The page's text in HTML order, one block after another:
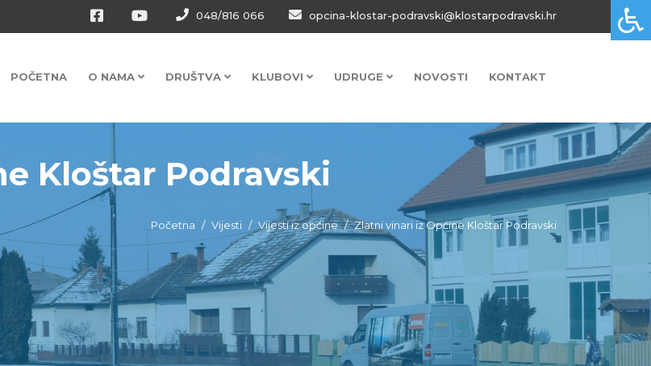
048/816 066 opcina-klostar-podravski@klostarpodravski.hr
POČETNA O NAMA DRUŠTVA KLUBOVI UDRUGE NOVOSTI KONTAKT
Kloštar Podravski
Početna Vijesti Vijesti iz općine Zlatni vinari iz Općine Kloštar Podravski